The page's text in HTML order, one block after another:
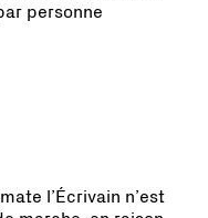
personne
l’Écrivain n’est